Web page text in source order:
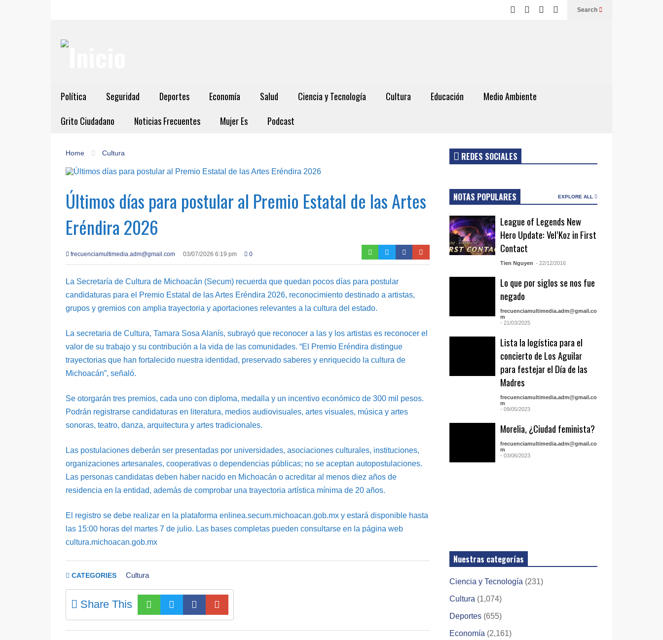
Search
Política Seguridad Deportes Economía Salud Ciencia y Tecnología Cultura Educación
Medio Ambiente
Grito Ciudadano
Noticias Frecuentes Mujer Es Podcast
Home Cultura
Últimos días para postular al Premio Estatal de las Artes
Eréndira 2026
frecuenciamultimedia.adm@gmail.com 03/07/2026 6:19 pm 0
La Secretaría de Cultura de Michoacán (Secum) recuerda que quedan pocos días para postular
candidaturas para el Premio Estatal de las Artes Eréndira 2026, reconocimiento destinado a artistas,
grupos y gremios con amplia trayectoria y aportaciones relevantes a la cultura del estado.
La secretaria de Cultura, Tamara Sosa Alanís, subrayó que reconocer a las y los artistas es reconocer el
valor de su trabajo y su contribución a la vida de las comunidades. “El Premio Eréndira distingue
trayectorias que han fortalecido nuestra identidad, preservado saberes y enriquecido la cultura de
Michoacán”, señaló.
Se otorgarán tres premios, cada uno con diploma, medalla y un incentivo económico de 300 mil pesos.
Podrán registrarse candidaturas en literatura, medios audiovisuales, artes visuales, música y artes
sonoras, teatro, danza, arquitectura y artes tradicionales.
Las postulaciones deberán ser presentadas por universidades, asociaciones culturales, instituciones,
organizaciones artesanales, cooperativas o dependencias públicas; no se aceptan autopostulaciones.
Las personas candidatas deben haber nacido en Michoacán o acreditar al menos diez años de
residencia en la entidad, además de comprobar una trayectoria artística mínima de 20 años.
El registro se debe realizar en la plataforma enlinea.secum.michoacan.gob.mx y estará disponible hasta
las 15:00 horas del martes 7 de julio. Las bases completas pueden consultarse en la página web
cultura.michoacan.gob.mx
CATEGORIES Cultura
Share This
REDES SOCIALES
NOTAS POPULARES EXPLORE ALL
League of Legends New
Hero Update: Vel’Koz in First
Contact
Tien Nguyen - 22/12/2016
Lo que por siglos se nos fue
negado
frecuenciamultimedia.adm@gmail.co
m
- 21/03/2025
Lista la logística para el
concierto de Los Aguilar
para festejar el Día de las
Madres
frecuenciamultimedia.adm@gmail.co
m
- 09/05/2023
Morelia, ¿Ciudad feminista?
frecuenciamultimedia.adm@gmail.co
m
- 03/06/2023
Nuestras categorías
Ciencia y Tecnología (231)
Cultura (1,074)
Deportes (655)
Economía (2,161)